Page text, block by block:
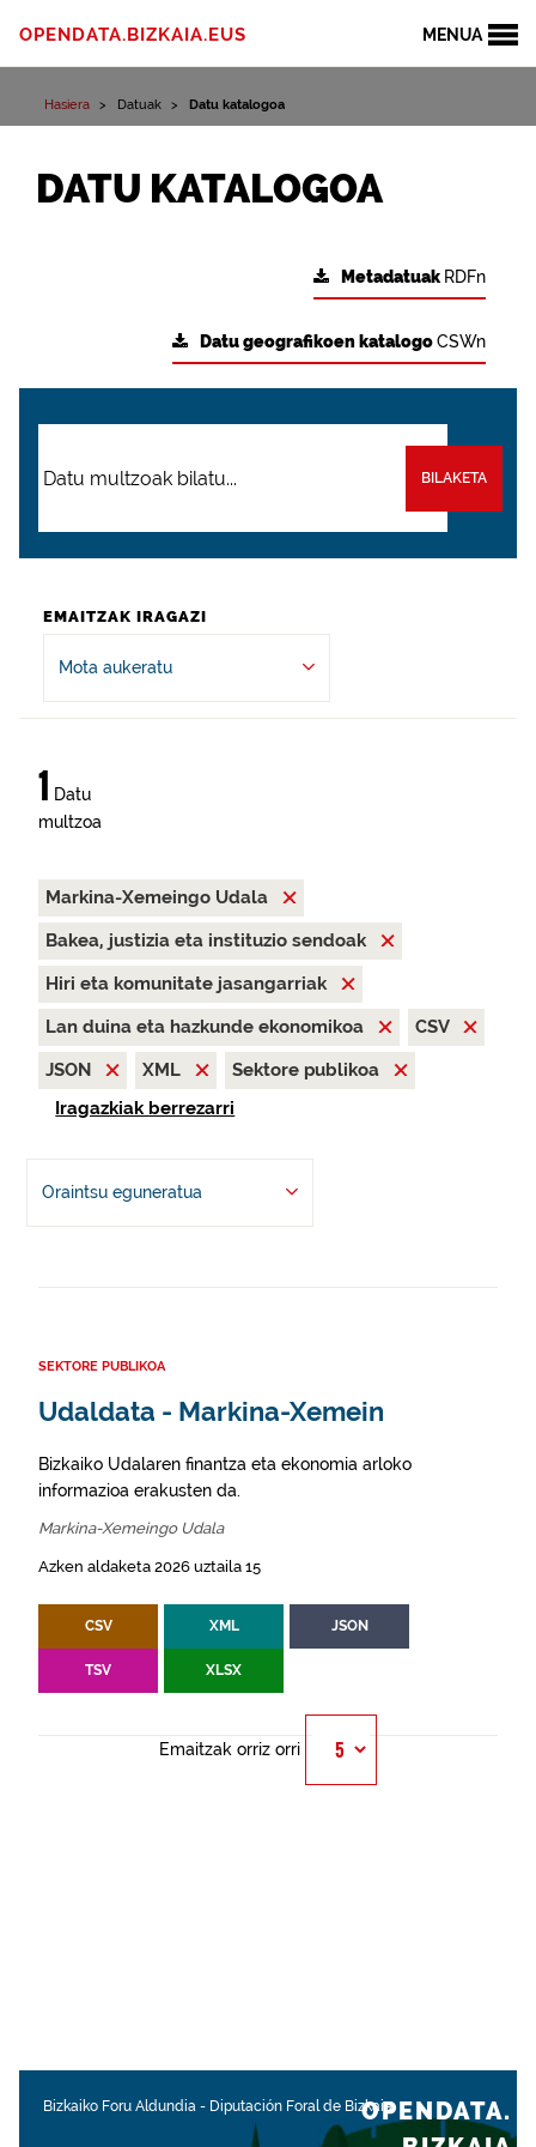
MENUA
OPENDATA.BIZKAIA.EUS
Hasiera Datuak Datu katalogoa
DATU KATALOGOA
Metadatuak RDFn
Datu geografikoen katalogoCSWn
BILAKETA
EMAITZAK IRAGAZI
Mota aukeratu
1 Datu
multzoa
Markina-Xemeingo Udala
Bakea, justizia eta instituzio sendoak
Hiri eta komunitate jasangarriak
Lan duina eta hazkunde ekonomikoa
CSV
JSON
XML
Sektore publikoa
Iragazkiak berrezarri
Oraintsu eguneratua
SEKTORE PUBLIKOA
Udaldata - Markina-Xemein
Bizkaiko Udalaren finantza eta ekonomia arloko
informazioa erakusten da.
Markina-Xemeingo Udala
Azken aldaketa 2026 uztaila 15
CSV XML JSON
TSV XLSX
Emaitzak orriz orri
Bizkaiko Foru Aldundia - Diputación Foral de BizkaiaOPENDATA.